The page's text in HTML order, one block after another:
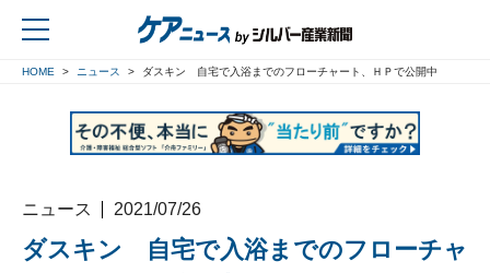
HOME ニュース ダスキン 自宅で入浴までのフローチャート、ＨＰで公開中
ニュース 2021/07/26
ダスキン 自宅で入浴までのフローチャ